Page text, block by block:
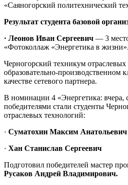
«Саяногорский политехнический
Результат студента базовой
· Леонов Иван Сергеевич — 3
«Фотоколлаж «Энергетика в жизни».
Черногорский техникум отраслевых
образовательно-производственном
качестве сетевого партнера.
В номинации 4 «Энергетика: вчера,
победителями стали студенты
отраслевых технологий:
· Суматохин Максим Анатольевич
· Хан Станислав Сергеевич
Подготовил победителей мастер
Русаков Андрей Владимирович.